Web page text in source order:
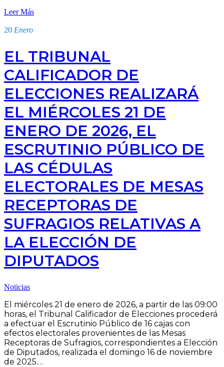
Leer Más
20 Enero
EL TRIBUNAL
CALIFICADOR DE
ELECCIONES REALIZARÁ
EL MIÉRCOLES 21 DE
ENERO DE 2026, EL
ESCRUTINIO PÚBLICO DE
LAS CÉDULAS
ELECTORALES DE MESAS
RECEPTORAS DE
SUFRAGIOS RELATIVAS A
LA ELECCIÓN DE
DIPUTADOS
Noticias
El miércoles 21 de enero de 2026, a partir de las 09:00
horas, el Tribunal Calificador de Elecciones procederá
a efectuar el Escrutinio Público de 16 cajas con
efectos electorales provenientes de las Mesas
Receptoras de Sufragios, correspondientes a Elección
de Diputados, realizada el domingo 16 de noviembre
de 2025.…